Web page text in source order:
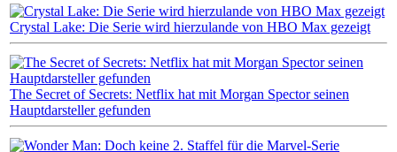
Crystal Lake: Die Serie wird hierzulande von HBO Max gezeigt
The Secret of Secrets: Netflix hat mit Morgan Spector seinen
Hauptdarsteller gefunden